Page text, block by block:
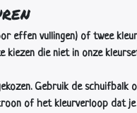
effen vullingen) of twee
kiezen die niet in onze
Gebruik de schuifbalk
of het kleurverloop dat